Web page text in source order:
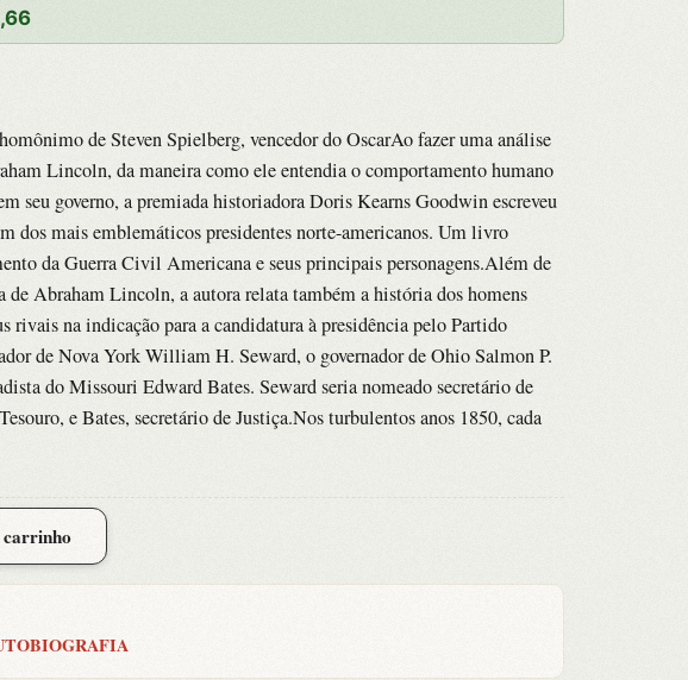
de Steven Spielberg, vencedor do OscarAo fazer uma análise
Lincoln, da maneira como ele entendia o comportamento humano
seu governo, a premiada historiadora Doris Kearns Goodwin escreveu
dos mais emblemáticos presidentes norte-americanos. Um livro
da Guerra Civil Americana e seus principais personagens.Além de
de Abraham Lincoln, a autora relata também a história dos homens
rivais na indicação para a candidatura à presidência pelo Partido
de Nova York William H. Seward, o governador de Ohio Salmon P.
do Missouri Edward Bates. Seward seria nomeado secretário de
e Bates, secretário de Justiça.Nos turbulentos anos 1850, cada